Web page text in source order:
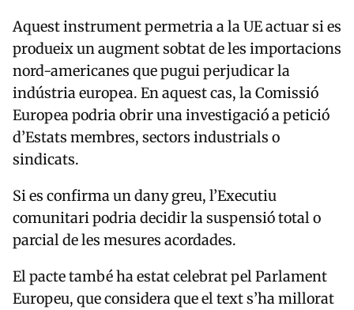
Aquest instrument permetria a la UE actuar si es
produeix un augment sobtat de les importacions
nord-americanes que pugui perjudicar la
indústria europea. En aquest cas, la Comissió
Europea podria obrir una investigació a petició
d’Estats membres, sectors industrials o
sindicats.
Si es confirma un dany greu, l’Executiu
comunitari podria decidir la suspensió total o
parcial de les mesures acordades.
El pacte també ha estat celebrat pel Parlament
Europeu, que considera que el text s’ha millorat